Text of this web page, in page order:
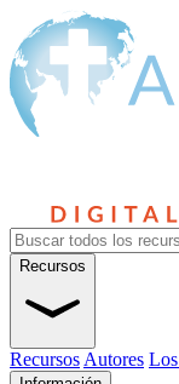
Recursos
Recursos Autores